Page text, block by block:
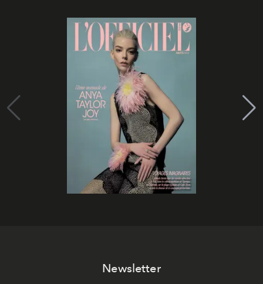
Newsletter